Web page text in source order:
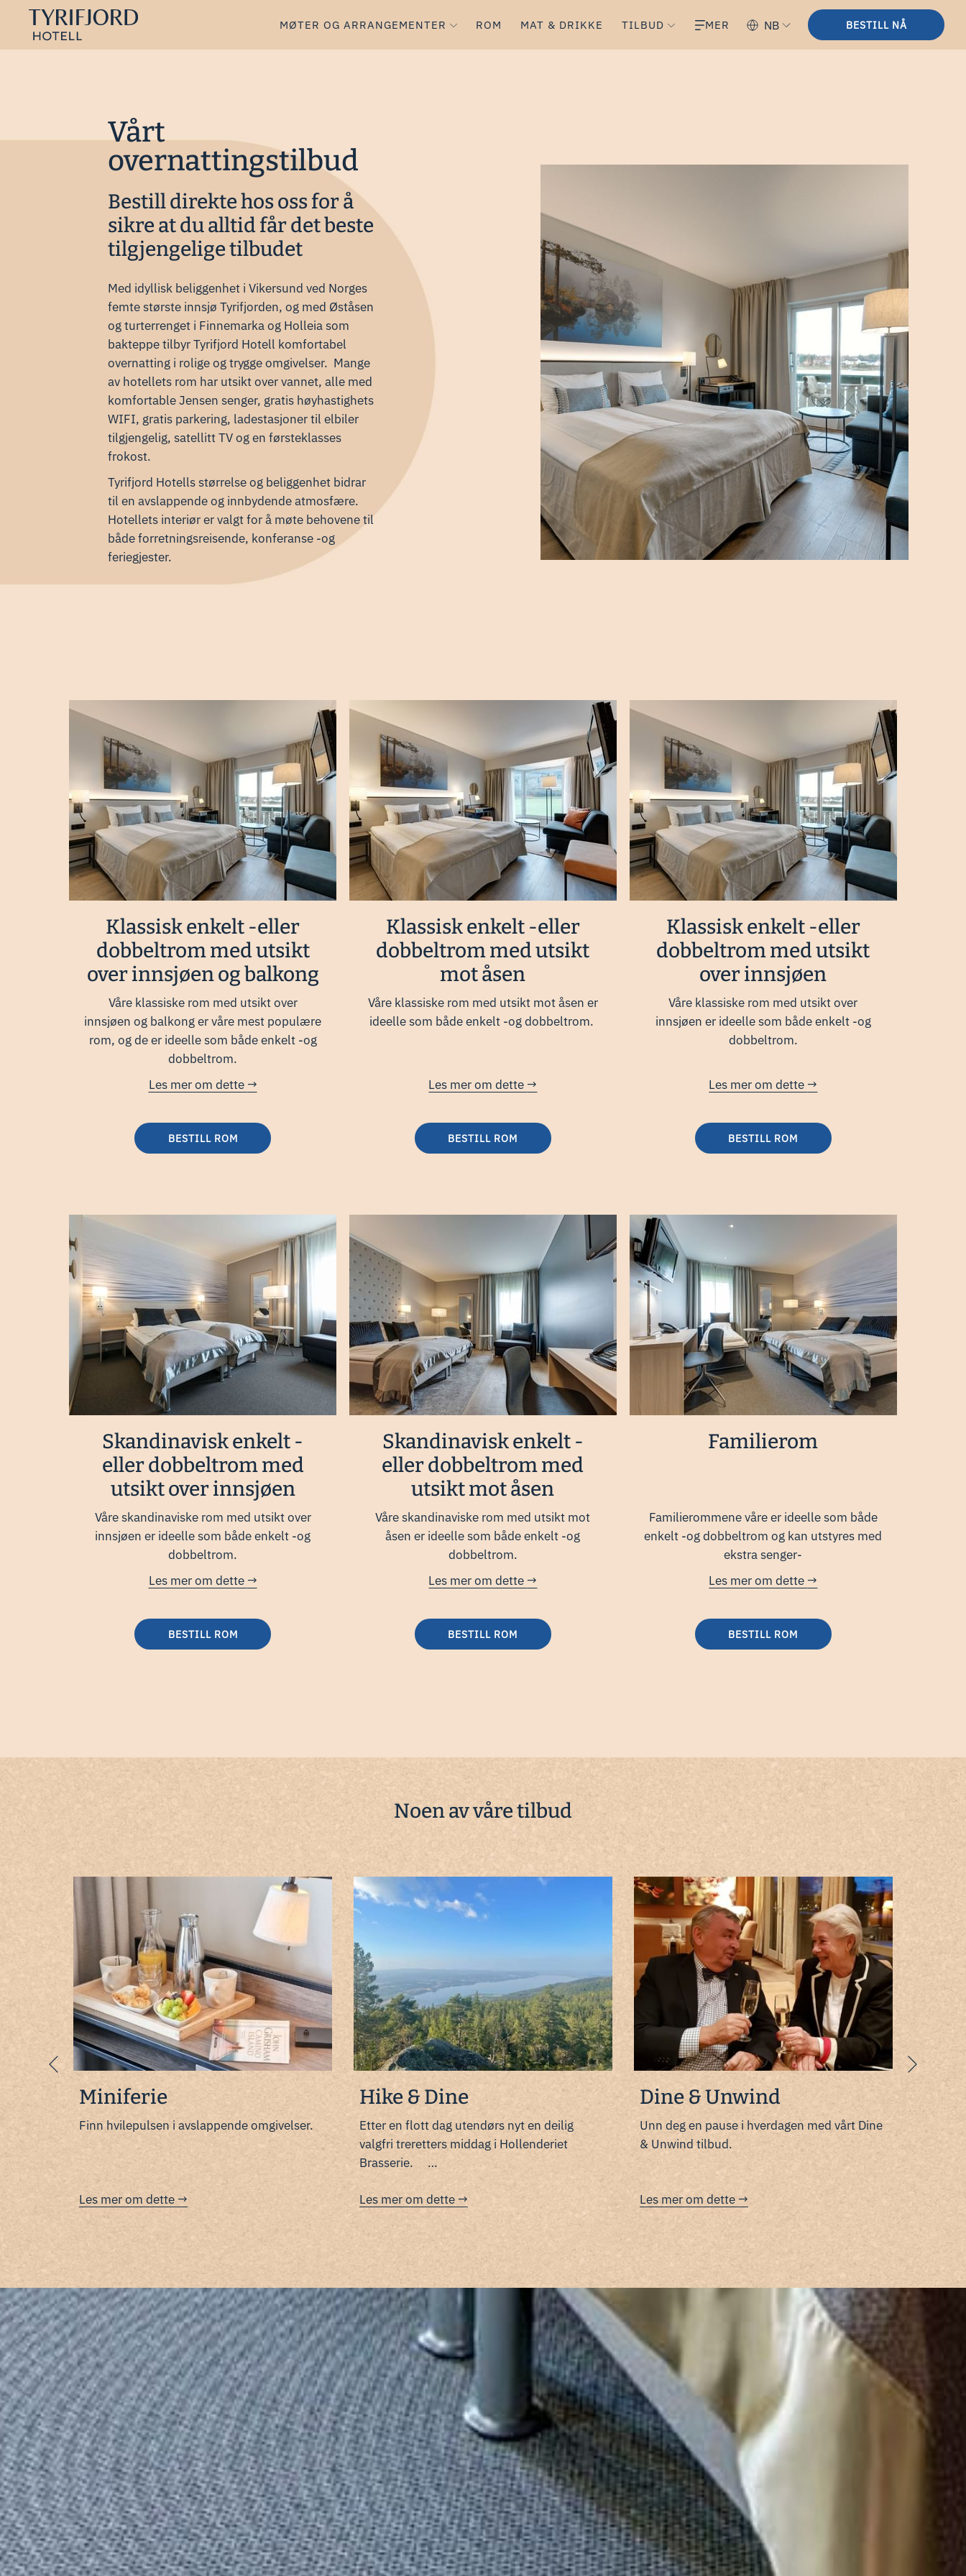
MØTER OG ARRANGEMENTER ROM MAT & DRIKKE TILBUD MER NB BESTILL NÅ
Vårt
overnattingstilbud
Bestill direkte hos oss for å
sikre at du alltid får det beste
tilgjengelige tilbudet
Med idyllisk beliggenhet i Vikersund ved Norges
femte største innsjø Tyrifjorden, og med Øståsen
og turterrenget i Finnemarka og Holleia som
bakteppe tilbyr Tyrifjord Hotell komfortabel
overnatting i rolige og trygge omgivelser. Mange
av hotellets rom har utsikt over vannet, alle med
komfortable Jensen senger, gratis høyhastighets
WIFI, gratis parkering, ladestasjoner til elbiler
tilgjengelig, satellitt TV og en førsteklasses
frokost.
​Tyrifjord Hotells størrelse og beliggenhet bidrar
til en avslappende og innbydende atmosfære.
Hotellets interiør er valgt for å møte behovene til
både forretningsreisende, konferanse -og
feriegjester.
Klassisk enkelt -eller
dobbeltrom med utsikt
over innsjøen og balkong
Våre klassiske rom med utsikt over
innsjøen og balkong er våre mest populære
rom, og de er ideelle som både enkelt -og
dobbeltrom.
Les mer om dette
BESTILL ROM
Klassisk enkelt -eller
dobbeltrom med utsikt
mot åsen
Våre klassiske rom med utsikt mot åsen er
ideelle som både enkelt -og dobbeltrom.
Les mer om dette
BESTILL ROM
Klassisk enkelt -eller
dobbeltrom med utsikt
over innsjøen
Våre klassiske rom med utsikt over
innsjøen er ideelle som både enkelt -og
dobbeltrom.
Les mer om dette
BESTILL ROM
Skandinavisk enkelt -
eller dobbeltrom med
utsikt over innsjøen
Våre skandinaviske rom med utsikt over
innsjøen er ideelle som både enkelt -og
dobbeltrom.
Les mer om dette
BESTILL ROM
Skandinavisk enkelt -
eller dobbeltrom med
utsikt mot åsen
Våre skandinaviske rom med utsikt mot
åsen er ideelle som både enkelt -og
dobbeltrom.
Les mer om dette
BESTILL ROM
Familierom
Familierommene våre er ideelle som både
enkelt -og dobbeltrom og kan utstyres med
ekstra senger-
Les mer om dette
BESTILL ROM
Noen av våre tilbud
Forrige
Miniferie
Finn hvilepulsen i avslappende omgivelser.
Les mer om dette
Hike & Dine
Etter en flott dag utendørs nyt en deilig
valgfri treretters middag i Hollenderiet
Brasserie. …
Les mer om dette
Dine & Unwind
Unn deg en pause i hverdagen med vårt Dine
& Unwind tilbud.
Les mer om dette
Ski
Les